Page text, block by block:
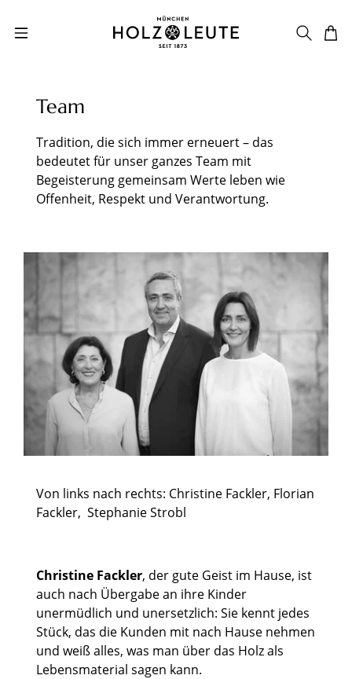
Zum Hauptinhalt springen
Team
Tradition, die sich immer erneuert – das
bedeutet für unser ganzes Team mit
Begeisterung gemeinsam Werte leben wie
Offenheit, Respekt und Verantwortung.
Von links nach rechts: Christine Fackler, Florian
Fackler, Stephanie Strobl
Christine Fackler, der gute Geist im Hause, ist
auch nach Übergabe an ihre Kinder
unermüdlich und unersetzlich: Sie kennt jedes
Stück, das die Kunden mit nach Hause nehmen
und weiß alles, was man über das Holz als
Lebensmaterial sagen kann.